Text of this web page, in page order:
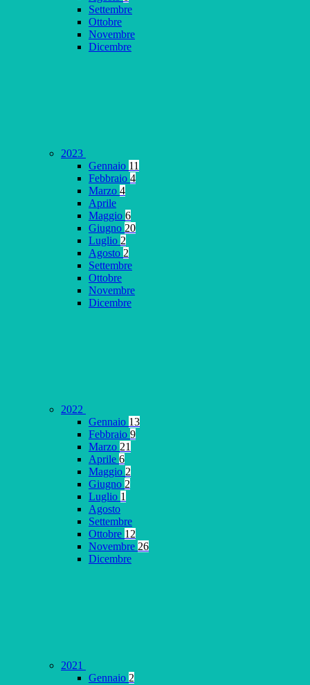
Settembre
Ottobre
Novembre
Dicembre
2023
Gennaio 11
Febbraio 4
Marzo 4
Aprile
Maggio 6
Giugno 20
Luglio 2
Agosto 2
Settembre
Ottobre
Novembre
Dicembre
2022
Gennaio 13
Febbraio 9
Marzo 21
Aprile 6
Maggio 2
Giugno 2
Luglio 1
Agosto
Settembre
Ottobre 12
Novembre 26
Dicembre
2021
Gennaio 2